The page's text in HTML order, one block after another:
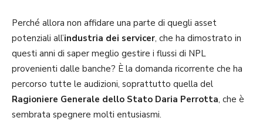
Perché allora non affidare una parte di quegli asset
potenziali all’industria dei servicer, che ha dimostrato in
questi anni di saper meglio gestire i flussi di NPL
provenienti dalle banche? È la domanda ricorrente che ha
percorso tutte le audizioni, soprattutto quella del
Ragioniere Generale dello Stato Daria Perrotta, che è
sembrata spegnere molti entusiasmi.